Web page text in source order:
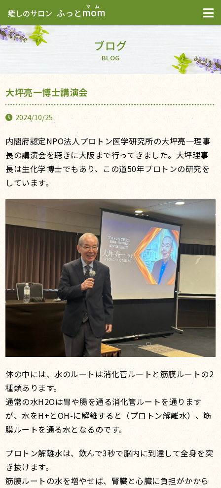
癒しのサロン ふっとmom
ブログ
BLOG
大坪亮一博士講演会
2024/10/25
内閣府認定NPO法人プロトン医学研究所の大坪亮一理事
長の講演会を聴きに大阪まで行ってきました。大坪理事
長は生化学博士でもあり、この道50年プロトンの研究を
しています。
体の中には、水のルートは消化管ルートと筋膜ルートの2
種類あります。
通常の水H2Oは胃や腸を通る消化管ルートを通ります
が、水をH+とOH-に解離すると（プロトン解離水）、筋
膜ルートを通る水となるのです。
プロトン解離水は、飲んで3秒で脳内に到達して全身を突
き抜けます。
筋膜ルートの水を増やせば、腎臓と心臓に負担がかから